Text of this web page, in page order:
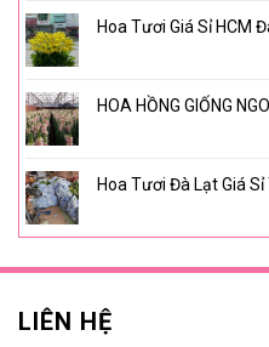
Hoa Tươi Giá Sỉ HCM
HOA HỒNG GIỐNG
Hoa Tươi Đà Lạt Giá Sỉ
LIÊN HỆ